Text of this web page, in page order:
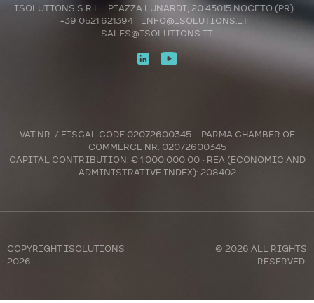
ISOLUTIONS S.R.L. PIAZZA LUNARDI, 20 43015 NOCETO (PR)
+39 0521 621394
INFO@ISOLUTIONS.IT
SALES@ISOLUTIONS.IT
VAT NR. / FISCAL CODE 02072600345 – PARMA CHAMBER OF
COMMERCE NR. 02072600345
CAPITAL CONTRIBUTION: € 1.000.000,00 - REA (ECONOMIC AND
ADMINISTRATIVE INDEX): 208402
COPYRIGHTISOLUTIONS
2026
© 2026 ALL RIGHTS
RESERVED.